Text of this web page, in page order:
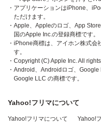
・アプリケーションはiPhone、
ただけます。
・Apple、Appleのロゴ、App
国のApple Inc.の登録商標です。
・iPhone商標は、アイホン株式会
す。
・Copyright (C) Apple Inc. All
・Android、Androidロゴ、Google
Google LLC の商標です。
Yahoo!フリマについて
Yahoo!フリマについて Yahoo!